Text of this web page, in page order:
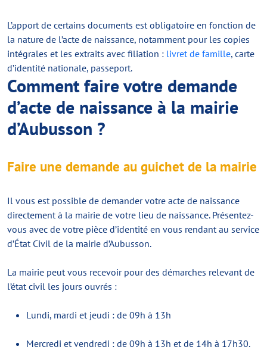
L’apport de certains documents est obligatoire en fonction de
la nature de l’acte de naissance, notamment pour les copies
intégrales et les extraits avec filiation : livret de famille, carte
d’identité nationale, passeport.
Comment faire votre demande
d’acte de naissance à la mairie
d’Aubusson ?
Faire une demande au guichet de la mairie
Il vous est possible de demander votre acte de naissance
directement à la mairie de votre lieu de naissance. Présentez-
vous avec de votre pièce d’identité en vous rendant au service
d’État Civil de la mairie d’Aubusson.
La mairie peut vous recevoir pour des démarches relevant de
l’état civil les jours ouvrés :
Lundi, mardi et jeudi : de 09h à 13h
Mercredi et vendredi : de 09h à 13h et de 14h à 17h30.